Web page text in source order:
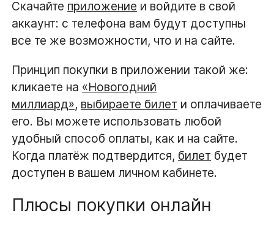
Скачайте приложение и войдите в свой
аккаунт: с телефона вам будут доступны
все те же возможности, что и на сайте.
Принцип покупки в приложении такой же:
кликаете на «Новогодний
миллиард», выбираете билет и оплачиваете
его. Вы можете использовать любой
удобный способ оплаты, как и на сайте.
Когда платёж подтвердится, билет будет
доступен в вашем личном кабинете.
Плюсы покупки онлайн